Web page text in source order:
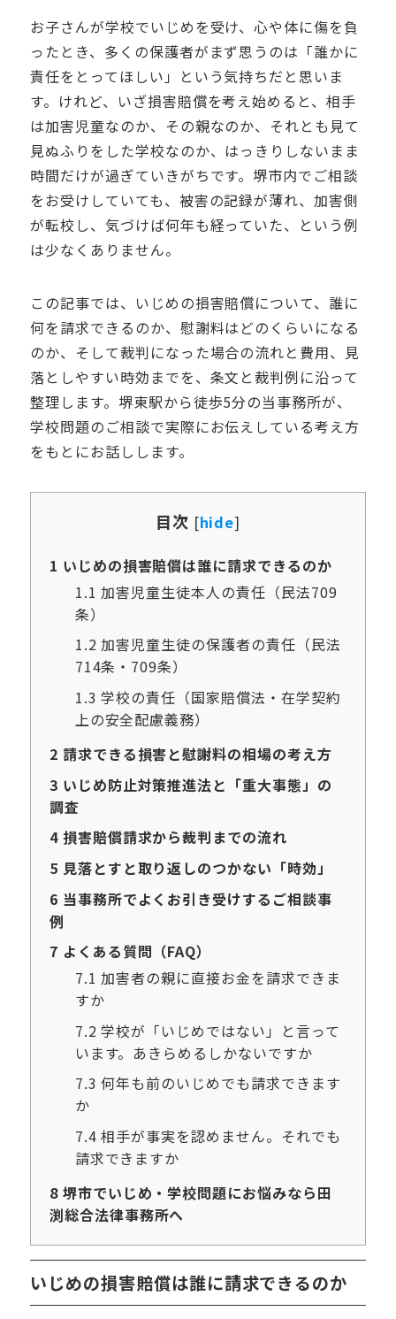
お子さんが学校でいじめを受け、心や体に傷を負
ったとき、多くの保護者がまず思うのは「誰かに
責任をとってほしい」という気持ちだと思いま
す。けれど、いざ損害賠償を考え始めると、相手
は加害児童なのか、その親なのか、それとも見て
見ぬふりをした学校なのか、はっきりしないまま
時間だけが過ぎていきがちです。堺市内でご相談
をお受けしていても、被害の記録が薄れ、加害側
が転校し、気づけば何年も経っていた、という例
は少なくありません。
この記事では、いじめの損害賠償について、誰に
何を請求できるのか、慰謝料はどのくらいになる
のか、そして裁判になった場合の流れと費用、見
落としやすい時効までを、条文と裁判例に沿って
整理します。堺東駅から徒歩5分の当事務所が、
学校問題のご相談で実際にお伝えしている考え方
をもとにお話しします。
目次 [hide]
1 いじめの損害賠償は誰に請求できるのか
1.1 加害児童生徒本人の責任（民法709
条）
1.2 加害児童生徒の保護者の責任（民法
714条・709条）
1.3 学校の責任（国家賠償法・在学契約
上の安全配慮義務）
2 請求できる損害と慰謝料の相場の考え方
3 いじめ防止対策推進法と「重大事態」の
調査
4損害賠償請求から裁判までの流れ
5 見落とすと取り返しのつかない「時効」
6 当事務所でよくお引き受けするご相談事
例
7 よくある質問（FAQ）
7.1 加害者の親に直接お金を請求できま
すか
7.2 学校が「いじめではない」と言って
います。あきらめるしかないですか
7.3 何年も前のいじめでも請求できます
か
7.4 相手が事実を認めません。それでも
請求できますか
8堺市でいじめ・学校問題にお悩みなら田
渕総合法律事務所へ
いじめの損害賠償は誰に請求できるのか